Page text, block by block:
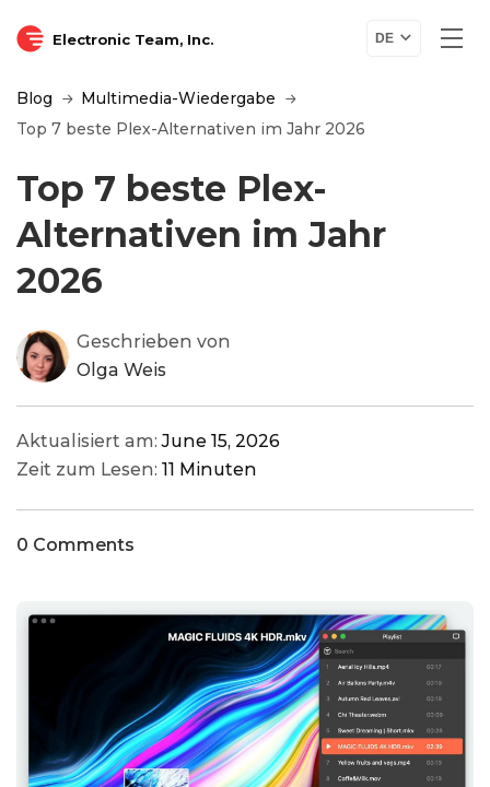
Electronic Team, Inc. DE
Blog
Multimedia-Wiedergabe
Top 7 beste Plex-Alternativen im Jahr 2026
Top 7 beste Plex-
Alternativen im Jahr
2026
Geschrieben von
Olga Weis
Aktualisiert am:June 15, 2026
Zeit zum Lesen: 11 Minuten
0 Comments